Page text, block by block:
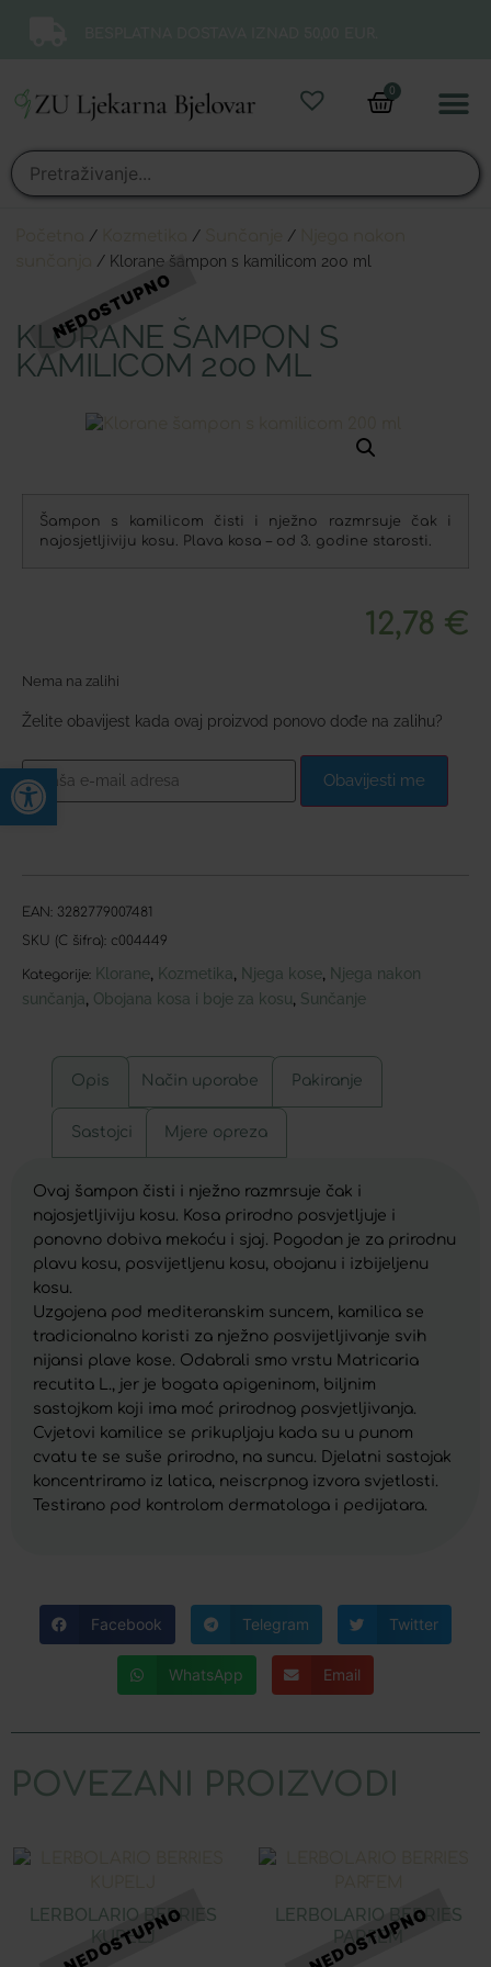
Open toolbar
0
/ / /
/ Klorane šampon s kamilicom 200 ml
KLORANE ŠAMPON S
KAMILICOM 200 ML
Šampon s kamilicom čisti i nježno razmrsuje čak i
najosjetljiviju kosu. Plava kosa – od 3. godine starosti.
12,78 €
Nema na zalihi
Želite obavijest kada ovaj proizvod ponovo dođe na zalihu?
Obavijesti me
EAN: 3282779007481
SKU (C šifra): c004449
Kategorije: Klorane, Kozmetika, Njega kose, Njega nakon
sunčanja, Obojana kosa i boje za kosu, Sunčanje
Opis Način uporabe Pakiranje
Sastojci Mjere opreza
Ovaj šampon čisti i nježno razmrsuje čak i
najosjetljiviju kosu. Kosa prirodno posvjetljuje i
ponovno dobiva mekoću i sjaj. Pogodan je za prirodnu
plavu kosu, posvijetljenu kosu, obojanu i izbijeljenu
kosu.
Uzgojena pod mediteranskim suncem, kamilica se
tradicionalno koristi za nježno posvijetljivanje svih
nijansi plave kose. Odabrali smo vrstu Matricaria
recutita L., jer je bogata apigeninom, biljnim
sastojkom koji ima moć prirodnog posvjetljivanja.
Cvjetovi kamilice se prikupljaju kada su u punom
cvatu te se suše prirodno, na suncu. Djelatni sastojak
koncentriramo iz latica, neiscrpnog izvora svjetlosti.
Testirano pod kontrolom dermatologa i pedijatara.
Facebook Telegram Twitter
WhatsApp Email
POVEZANI PROIZVODI
LERBOLARIO BERRIES
KUPELJ
LERBOLARIO BERRIES
PARFEM